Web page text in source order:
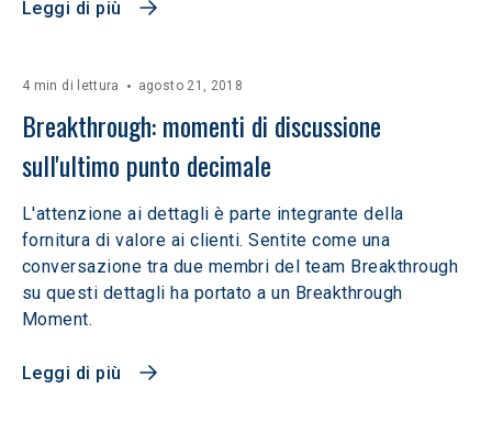
Leggi di più
4 min di lettura agosto 21, 2018
Breakthrough: momenti di discussione
sull'ultimo punto decimale
L'attenzione ai dettagli è parte integrante della
fornitura di valore ai clienti. Sentite come una
conversazione tra due membri del team Breakthrough
su questi dettagli ha portato a un Breakthrough
Moment.
Leggi di più